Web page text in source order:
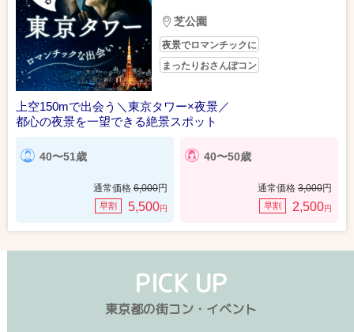
芝公園
夜景でロマンチックに
まったりおさんぽコン
上空150mで出会う＼東京タワー×夜景／
都心の夜景を一望できる絶景スポット
40〜51歳
通常価格 6,000円
早割 5,500円
40〜50歳
通常価格 3,000円
早割 2,500円
PICK UP
東京都の街コン・イベント